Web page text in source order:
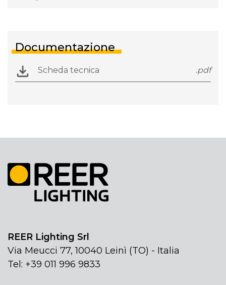
Documentazione
Scheda tecnica .pdf
REER Lighting Srl
Via Meucci 77, 10040 Leinì (TO) - Italia
Tel: +39 011 996 9833